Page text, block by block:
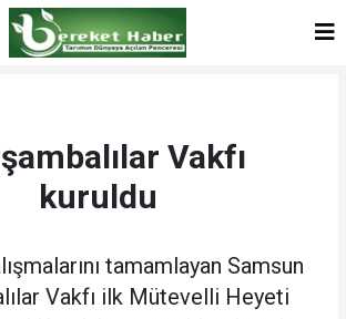
Vakfı
kuruldu
tamamlayan Samsun
Vakfı ilk Mütevelli Heyeti